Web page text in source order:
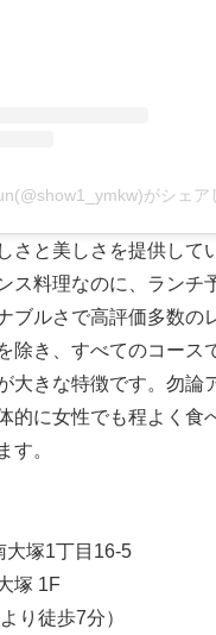
がシェア
さと美しさを提供して
ス料理なのに、ランチ
ブルさで高評価多数の
除き、すべてのコース
大きな特徴です。勿論
的に女性でも程よく食
す。
大塚1丁目16-5
塚 1F
り徒歩7分）